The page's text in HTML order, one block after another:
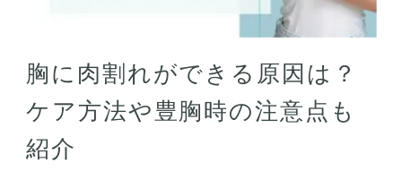
胸に肉割れができる原因は？
ケア方法や豊胸時の注意点も
紹介